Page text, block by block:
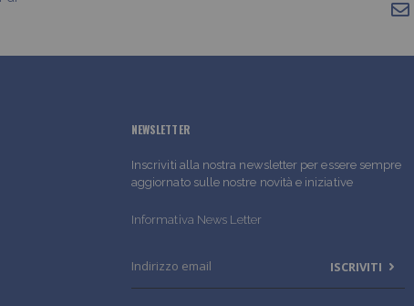
NEWSLETTER
Inscriviti alla nostra newsletter per essere sempre
aggiornato sulle nostre novità e iniziative
Informativa News Letter
ISCRIVITI